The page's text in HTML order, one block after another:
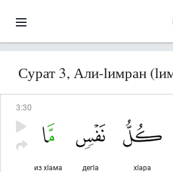
Сурат 3, Али-lимран
3:30
хlара
дегlа
из хlама